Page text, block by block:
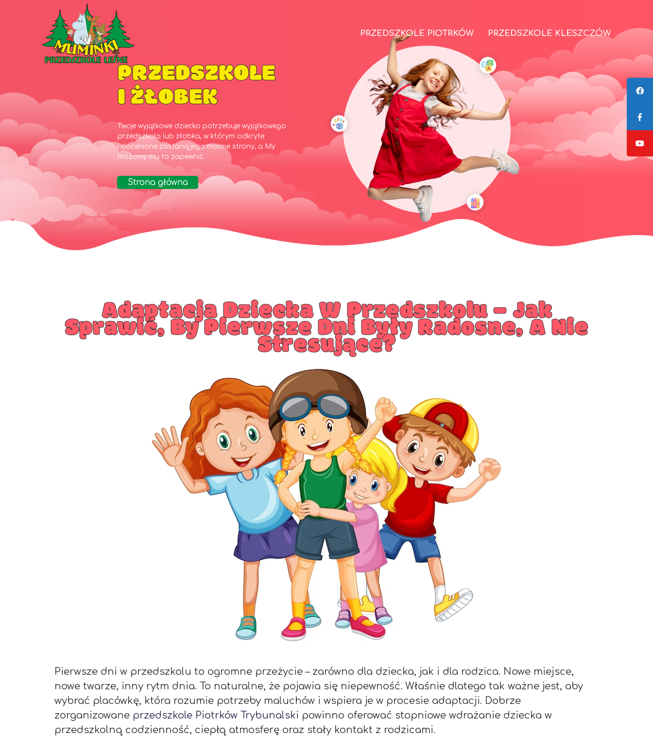
PRZEDSZKOLE PIOTRKÓW PRZEDSZKOLE KLESZCZÓW
PRZEDSZKOLE
I ŻŁOBEK
Twoje wyjątkowe dziecko potrzebuje wyjątkowego
przedszkola lub żłobka, w którym odkryte
i docenione zostaną jego mocne strony, a My
możemy mu to zapewnić.
Strona główna
Adaptacja Dziecka W Przedszkolu – Jak
Sprawić, By Pierwsze Dni Były Radosne, A Nie
Stresujące?
Pierwsze dni w przedszkolu to ogromne przeżycie – zarówno dla dziecka, jak i dla rodzica. Nowe miejsce,
nowe twarze, inny rytm dnia. To naturalne, że pojawia się niepewność. Właśnie dlatego tak ważne jest, aby
wybrać placówkę, która rozumie potrzeby maluchów i wspiera je w procesie adaptacji. Dobrze
zorganizowane przedszkole Piotrków Trybunalski powinno oferować stopniowe wdrażanie dziecka w
przedszkolną codzienność, ciepłą atmosferę oraz stały kontakt z rodzicami.